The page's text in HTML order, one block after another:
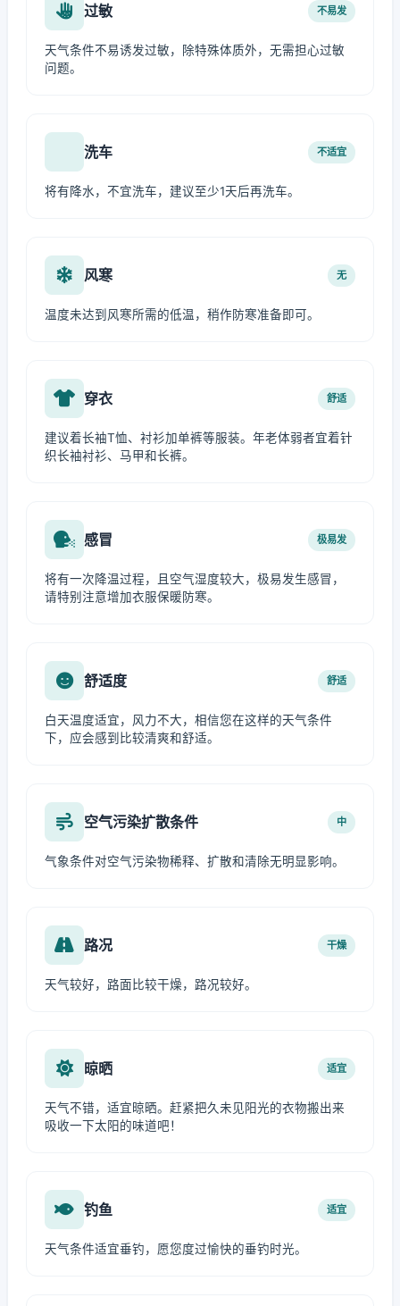
过敏 不易发
天气条件不易诱发过敏，除特殊体质外，无需担心过敏
问题。
洗车 不适宜
将有降水，不宜洗车，建议至少1天后再洗车。
风寒 无
温度未达到风寒所需的低温，稍作防寒准备即可。
穿衣 舒适
建议着长袖T恤、衬衫加单裤等服装。年老体弱者宜着针
织长袖衬衫、马甲和长裤。
感冒 极易发
将有一次降温过程，且空气湿度较大，极易发生感冒，
请特别注意增加衣服保暖防寒。
舒适度 舒适
白天温度适宜，风力不大，相信您在这样的天气条件
下，应会感到比较清爽和舒适。
空气污染扩散条件 中
气象条件对空气污染物稀释、扩散和清除无明显影响。
路况 干燥
天气较好，路面比较干燥，路况较好。
晾晒 适宜
天气不错，适宜晾晒。赶紧把久未见阳光的衣物搬出来
吸收一下太阳的味道吧！
钓鱼 适宜
天气条件适宜垂钓，愿您度过愉快的垂钓时光。